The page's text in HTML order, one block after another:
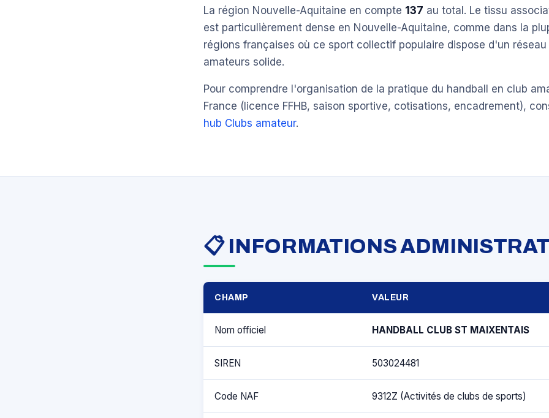
La région Nouvelle-Aquitaine en compte 137 au total. Le tissu
est particulièrement dense en Nouvelle-Aquitaine, comme dans la
régions françaises où ce sport collectif populaire dispose d'un
amateurs solide.
Pour comprendre l'organisation de la pratique du handball en club
France (licence FFHB, saison sportive, cotisations, encadrement),
hub Clubs amateur.
📋 INFORMATIONS
CHAMP VALEUR
Nom officiel HANDBALL CLUB ST MAIXENTAIS
SIREN 503024481
Code NAF 9312Z (Activités de clubs de sports)